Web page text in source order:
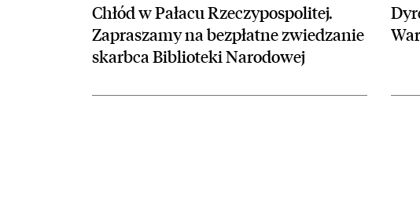
Chłód w Pałacu Rzeczypospolitej.
Zapraszamy na bezpłatne zwiedzanie
skarbca Biblioteki Narodowej